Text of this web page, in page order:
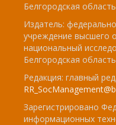
Белгородская
Издатель:
учреждение высшего
национальный
Белгородская
Редакция: главный
Зарегистрировано
информационных